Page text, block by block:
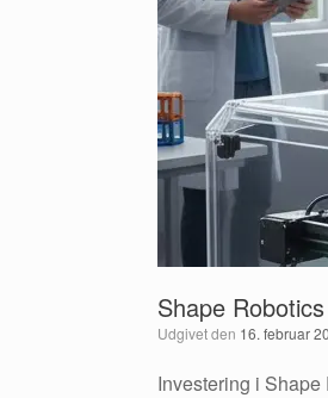
Shape
Udgivet den 16. februar
Investering i